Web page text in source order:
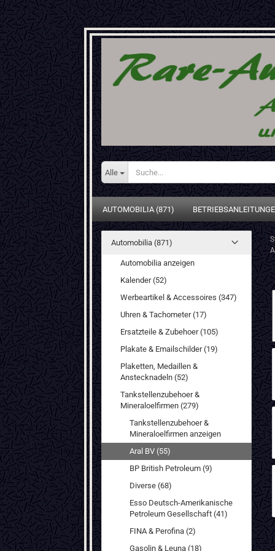
Alle
AUTOMOBILIA (871)
Automobilia (871)
Automobilia anzeigen
Kalender (52)
Werbeartikel & Accessoires (347)
Uhren & Tachometer (17)
Ersatzteile & Zubehoer (105)
Plakate & Emailschilder (19)
Plaketten, Medaillen &
Anstecknadeln (52)
Tankstellenzubehoer &
Mineraloelfirmen (279)
Tankstellenzubehoer &
Mineraloelfirmen anzeigen
Aral BV (55)
BP British Petroleum (9)
Diverse (68)
Esso Deutsch-Amerikanische
Petroleum Gesellschaft (41)
FINA & Perofina (2)
Gasolin & Leuna (18)